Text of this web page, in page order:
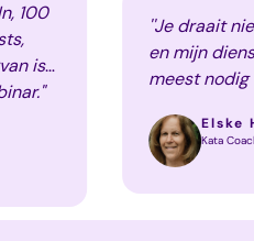
''Je draait niet
en mijn
meest nodig was
training''Elske Heeren
Kata Coaching